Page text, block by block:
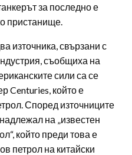
за последно е
пристанище.
източника, свързани с
съобщиха на
сили са се
Centuries, който е
Според източниците
на „известен
който преди това е
петрол на китайски